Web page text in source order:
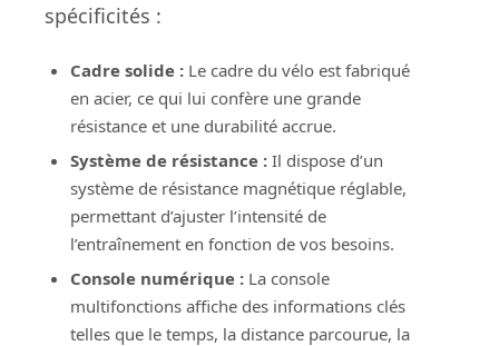
spécificités :
Cadre solide :Le cadre du vélo est fabriqué
en acier, ce qui lui confère une grande
résistance et une durabilité accrue.
Système de résistance :Il dispose d’un
système de résistance magnétique réglable,
permettant d’ajuster l’intensité de
l’entraînement en fonction de vos besoins.
Console numérique :La console
multifonctions affiche des informations clés
telles que le temps, la distance parcourue, la